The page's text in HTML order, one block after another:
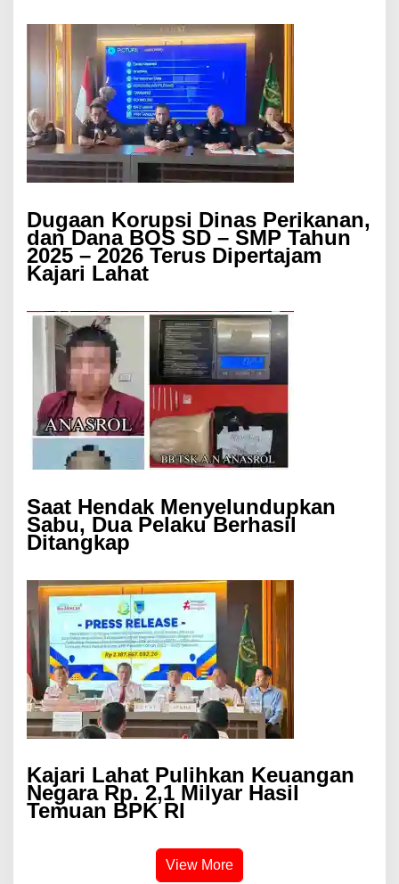
Dugaan Korupsi Dinas Perikanan,
dan Dana BOS SD – SMP Tahun
2025 – 2026 Terus Dipertajam
Kajari Lahat
Saat Hendak Menyelundupkan
Sabu, Dua Pelaku Berhasil
Ditangkap
Kajari Lahat Pulihkan Keuangan
Negara Rp. 2,1 Milyar Hasil
Temuan BPK RI
View More